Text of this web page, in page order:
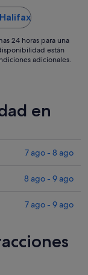
sept
24 horas para una
están
adicionales.
en
7 ago - 8 ago
8 ago - 9 ago
7 ago - 9 ago